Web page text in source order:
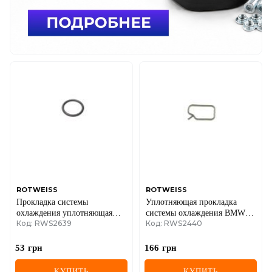
ROTWEISS
Прокладка системы
охлаждения уплотняющая
Renault Master/Trafic 09-
Код: RWS2639
53 грн
ROTWEISS
Уплотняющая прокладка
системы охлаждения BMW 1
(F20/F21)/3 (F30/F80)/5 (F10)
Код: RWS2440
166 грн